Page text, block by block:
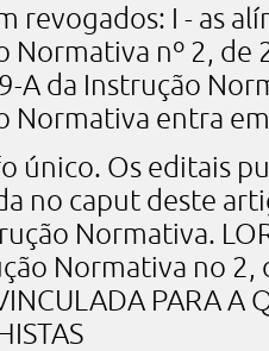
revogados: I - as
Normativa nº 2, de
A da Instrução
Normativa entra
único. Os editais
no caput deste
Normativa.
Normativa no 2,
PARA A